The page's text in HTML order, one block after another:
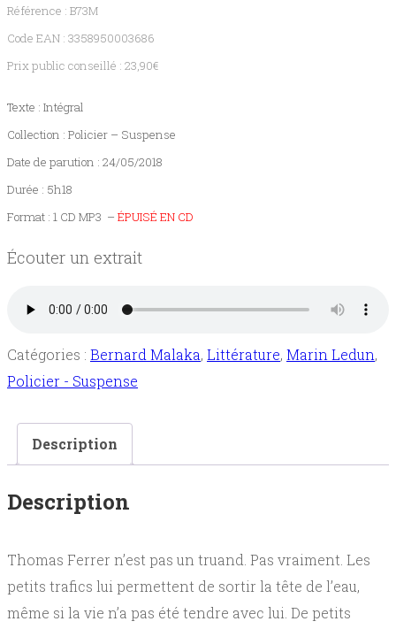
A
paraître
Référence : B73M
Code EAN : 3358950003686
Prix public conseillé : 23,90€
Texte : Intégral
Collection : Policier – Suspense
Date de parution : 24/05/2018
Durée : 5h18
Format : 1 CD MP3 – ÉPUISÉ EN CD
Écouter un extrait
Catégories : Bernard Malaka, Littérature, Marin Ledun,
Policier - Suspense
Description
Description
Thomas Ferrer n’est pas un truand. Pas vraiment. Les
petits trafics lui permettent de sortir la tête de l’eau,
même si la vie n’a pas été tendre avec lui. De petits